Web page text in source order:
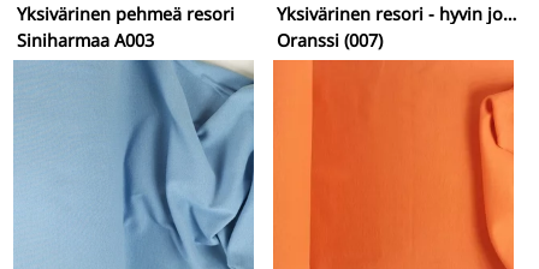
Yksivärinen pehmeä resori
Siniharmaa A003
Yksivärinen resori - hyvin joustava
Oranssi (007)